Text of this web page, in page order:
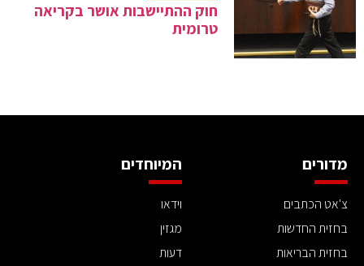
חוק ההתיישבות אושר בקריאה
טרומית
מדורים
צ'אט הכתבים
בחזית החדשות
בחזית הבריאות
המיוחדים
וידאו
מגזין
דעות